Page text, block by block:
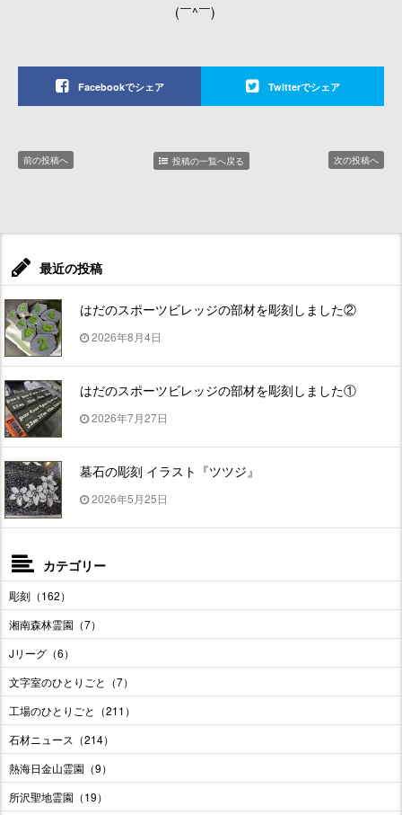
(￣^￣)ゞ
Facebookでシェア Twitterでシェア
前の投稿へ 投稿の一覧へ戻る 次の投稿へ
最近の投稿
はだのスポーツビレッジの部材を彫刻しました②
2026年8月4日
はだのスポーツビレッジの部材を彫刻しました①
2026年7月27日
墓石の彫刻 イラスト『ツツジ』
2026年5月25日
カテゴリー
彫刻（162）
湘南森林霊園（7）
Jリーグ（6）
文字室のひとりごと（7）
工場のひとりごと（211）
石材ニュース（214）
熱海日金山霊園（9）
所沢聖地霊園（19）